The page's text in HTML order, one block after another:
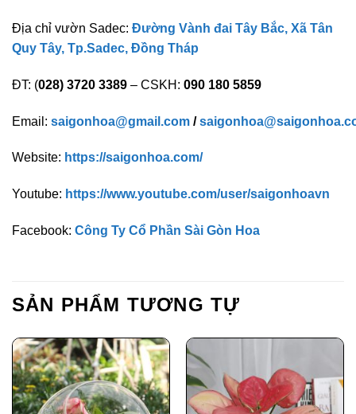
Địa chỉ vườn Sadec: Đường Vành đai Tây Bắc, Xã Tân
Quy Tây, Tp.Sadec, Đồng Tháp
ĐT: (028) 3720 3389 – CSKH: 090 180 5859
Email: saigonhoa@gmail.com /
Website: https://saigonhoa.com/
Youtube: https://www.youtube.com/user/saigonhoavn
Facebook: Công Ty Cổ Phần Sài Gòn Hoa
SẢN PHẨM TƯƠNG TỰ